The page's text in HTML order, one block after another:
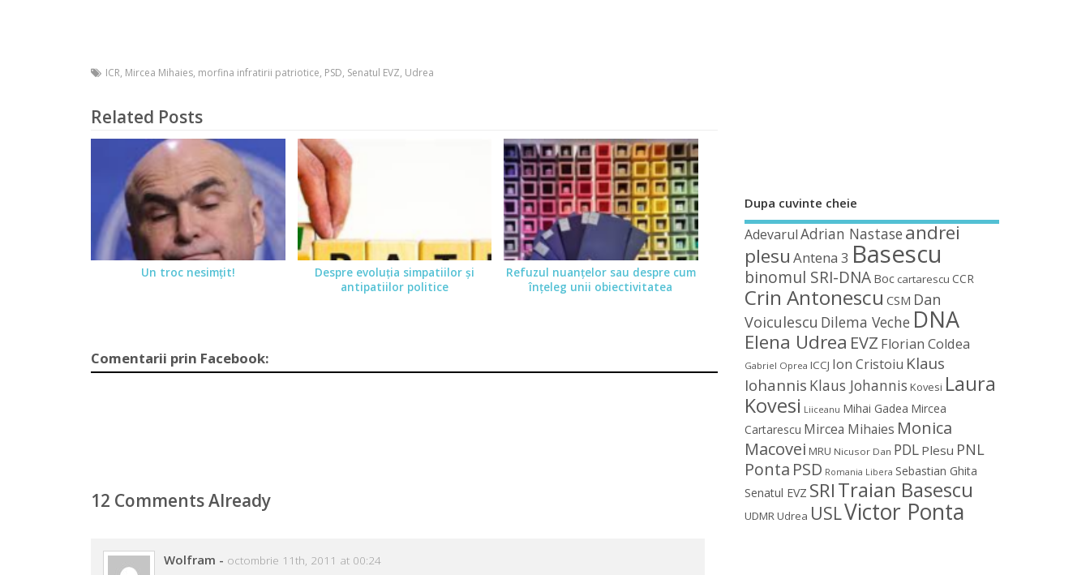
ICR, Mircea Mihaies, morfina infratirii patriotice, PSD, Senatul EVZ, Udrea
Related Posts
Un troc nesimţit!
Despre evoluţia simpatiilor şi
antipatiilor politice
Refuzul nuanţelor sau despre cum
înţeleg unii obiectivitatea
Comentarii prin Facebook:
12 Comments Already
Wolfram - octombrie 11th, 2011 at 00:24
Dupa cuvinte cheie
Adevarul Adrian Nastaseandrei
plesu Antena 3 Basescu
binomul SRI-DNA Boc cartarescu CCR
Crin Antonescu CSM Dan
Voiculescu Dilema Veche DNA
Elena Udrea EVZ Florian Coldea
Gabriel Oprea ICCJ Ion Cristoiu Klaus
Iohannis Klaus Johannis Kovesi Laura
Kovesi Liiceanu Mihai Gadea Mircea
Cartarescu Mircea Mihaies Monica
Macovei MRU Nicusor Dan PDL Plesu PNL
Ponta PSD Romania Libera Sebastian Ghita
Senatul EVZ SRITraian Basescu
UDMRUdrea USLVictor Ponta